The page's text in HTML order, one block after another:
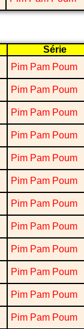
Série
Pim Pam Poum
Pim Pam Poum
Pim Pam Poum
Pim Pam Poum
Pim Pam Poum
Pim Pam Poum
Pim Pam Poum
Pim Pam Poum
Pim Pam Poum
Pim Pam Poum
Pim Pam Poum
Pim Pam Poum